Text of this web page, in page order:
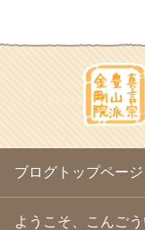
2010年6月(18)
2010年5月(22)
2010年4月(25)
2010年3月
(22)
2010年2月(23)
2010年1月(23)
(18)
2009年11月
(20)
2009年10月(20)
2009年9月 (20)
ほうげん日記
放言じゃなくて和尚さ
面白いサイトみつ
ヘェ～という感じ
chocolab.Air♪DIALY
ラブラドールのワンち
ブログトップページ
ようこそ、こんごう